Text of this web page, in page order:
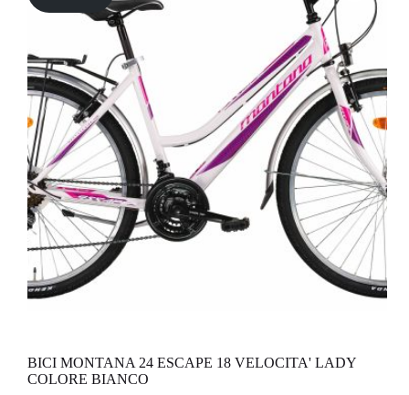
BICI MONTANA 24 ESCAPE 18 VELOCITA' LADY
COLORE BIANCO